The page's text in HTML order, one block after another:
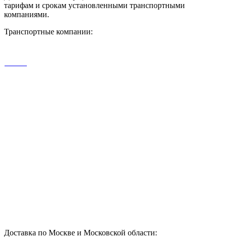
тарифам и срокам установленными транспортными
компаниями.
Транспортные компании:
Доставка по Москве и Московской области: